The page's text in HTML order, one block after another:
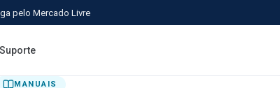
pelo Mercado Livre
Suporte
MANUAIS